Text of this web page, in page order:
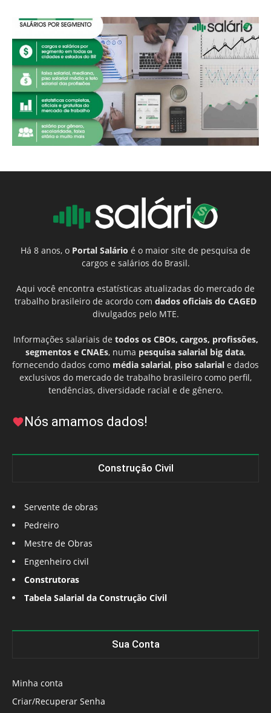
Há 8 anos, o Portal Salário é o maior site de pesquisa de
cargos e salários do Brasil.
Aqui você encontra estatísticas atualizadas do mercado de
trabalho brasileiro de acordo com dados oficiais do CAGED
divulgados pelo MTE.
Informações salariais de todos os CBOs, cargos, profissões,
segmentos e CNAEs, numa pesquisa salarial big data,
fornecendo dados como média salarial, piso salarial e dados
exclusivos do mercado de trabalho brasileiro como perfil,
tendências, diversidade racial e de gênero.
Nós amamos dados!
Construção Civil
Servente de obras
Pedreiro
Mestre de Obras
Engenheiro civil
Construtoras
Tabela Salarial da Construção Civil
Sua Conta
Minha conta
Criar/Recuperar Senha